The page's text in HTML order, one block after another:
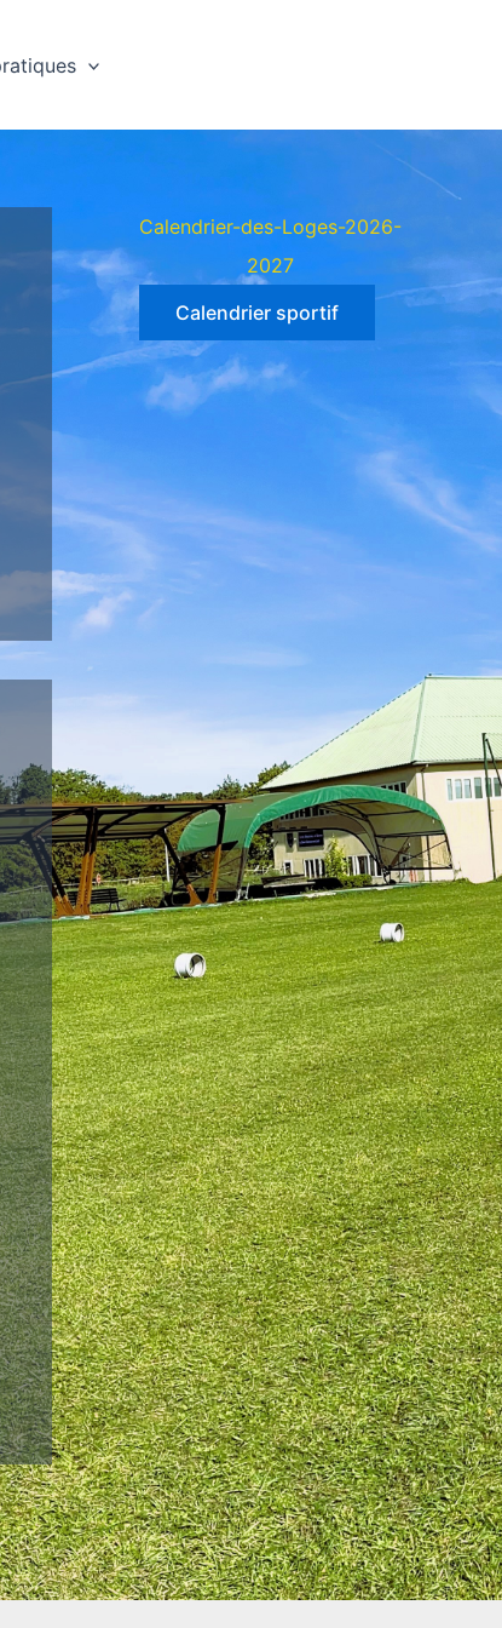
Calendrier-des-Loges-2026-
2027
Calendrier sportif